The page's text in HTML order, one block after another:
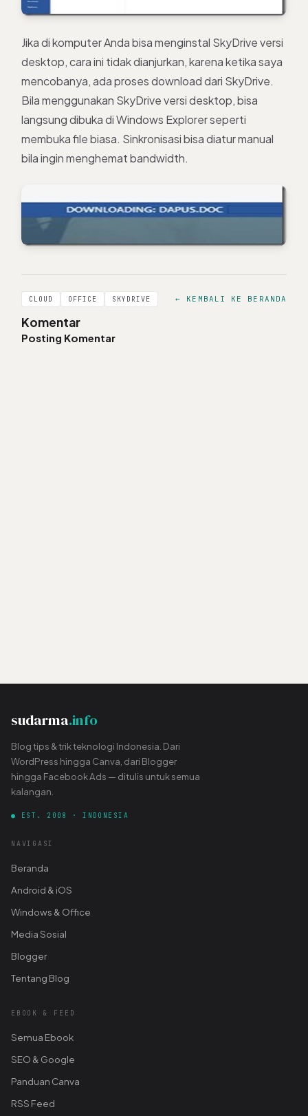
Jika di komputer Anda bisa menginstal SkyDrive versi
desktop, cara ini tidak dianjurkan, karena ketika saya
mencobanya, ada proses download dari SkyDrive.
Bila menggunakan SkyDrive versi desktop, bisa
langsung dibuka di Windows Explorer seperti
membuka file biasa. Sinkronisasi bisa diatur manual
bila ingin menghemat bandwidth.
CLOUD OFFICE SKYDRIVE ← KEMBALI KE BERANDA
Komentar
Posting Komentar
sudarma.info
Blog tips & trik teknologi Indonesia. Dari
WordPress hingga Canva, dari Blogger
hingga Facebook Ads — ditulis untuk semua
kalangan.
● EST. 2008 · INDONESIA
NAVIGASI
Beranda
Android & iOS
Windows & Office
Media Sosial
Blogger
Tentang Blog
EBOOK & FEED
Semua Ebook
SEO & Google
Panduan Canva
RSS Feed